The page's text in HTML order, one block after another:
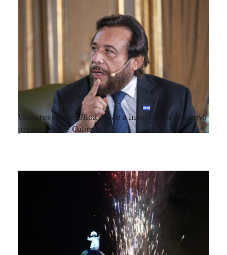
Vicepresidente Ulloa asiste a investidura de nuevo
presidente de Colombia